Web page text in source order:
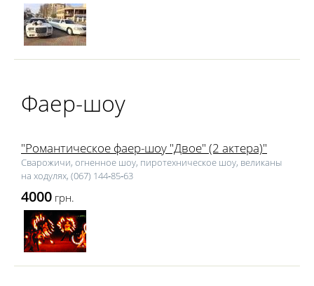
Фаер-шоу
"Романтическое фаер-шоу "Двое" (2 актера)"
Сварожичи, огненное шоу, пиротехническое шоу, великаны
на ходулях, (067) 144‑85‑63
4000 грн.